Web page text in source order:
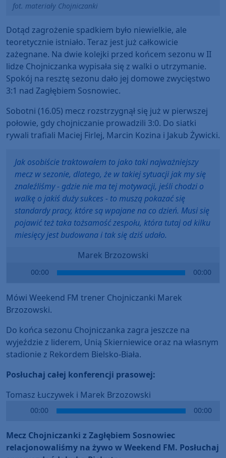
fot. materiały Chojniczanki
Dotąd zagrożenie spadkiem było niewielkie, ale
teoretycznie istniało. Teraz jest już całkowicie
zażegnane. Na dwie kolejki przed końcem sezonu w II
lidze Chojniczanka wypisała się z walki o utrzymanie.
Spokój na resztę sezonu dało jej domowe zwycięstwo
3:1 nad Zagłębiem Sosnowiec.
Sobotni (16.05) mecz rozstrzygnął się już w pierwszej
połowie, gdy chojniczanie prowadzili 3:0. Do siatki
rywali trafiali Maciej Firlej, Marcin Kozina i Jakub Żywicki.
Jak osobiście traktowałem to jako taki najważniejszy
mecz w sezonie, dlatego, że w takiej sytuacji jak my się
znaleźliśmy - gdzie nie ma tej motywacji, jeśli chodzi o
walkę o jakiś duży sukces - to muszą pokazać się
standardy pracy, które są wpajane na co dzień. Musi się
pojawić też taka tożsamość zespołu, która tutaj od kilku
miesięcy jest budowana i tak się dziś udało.
Marek Brzozowski
00:00 00:00
Mówi Weekend FM trener Chojniczanki Marek
Brzozowski.
Do końca sezonu Chojniczanka zagra jeszcze na
wyjeździe z liderem, Unią Skierniewice oraz na własnym
stadionie z Rekordem Bielsko-Biała.
Posłuchaj całej konferencji prasowej:
Tomasz Łuczywek i Marek Brzozowski
00:00 00:00
Mecz Chojniczanki z Zagłębiem Sosnowiec
relacjonowaliśmy na żywo w Weekend FM. Posłuchaj